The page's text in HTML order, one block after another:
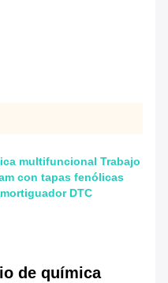
multifuncional Trabajo
con tapas fenólicas
DTC
de química